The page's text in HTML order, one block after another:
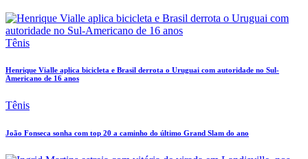
Tênis
Henrique Vialle aplica bicicleta e Brasil derrota o Uruguai com autoridade no Sul-
Americano de 16 anos
Tênis
João Fonseca sonha com top 20 a caminho do último Grand Slam do ano